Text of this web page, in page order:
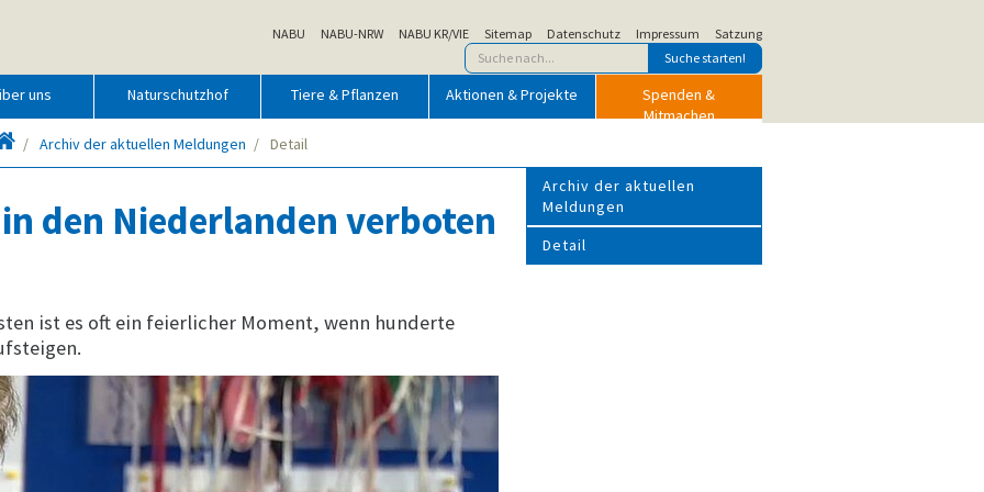
NABU NABU-NRW NABU KR/VIE Sitemap Datenschutz Impressum Satzung
uns Naturschutzhof Tiere & Pflanzen Aktionen & Projekte
Spenden &
Mitmachen
Startseite
Archiv der aktuellen Meldungen Detail
den Niederlanden verboten
ist es oft ein feierlicher Moment, wenn hunderte
Archiv der aktuellen
Meldungen
Detail